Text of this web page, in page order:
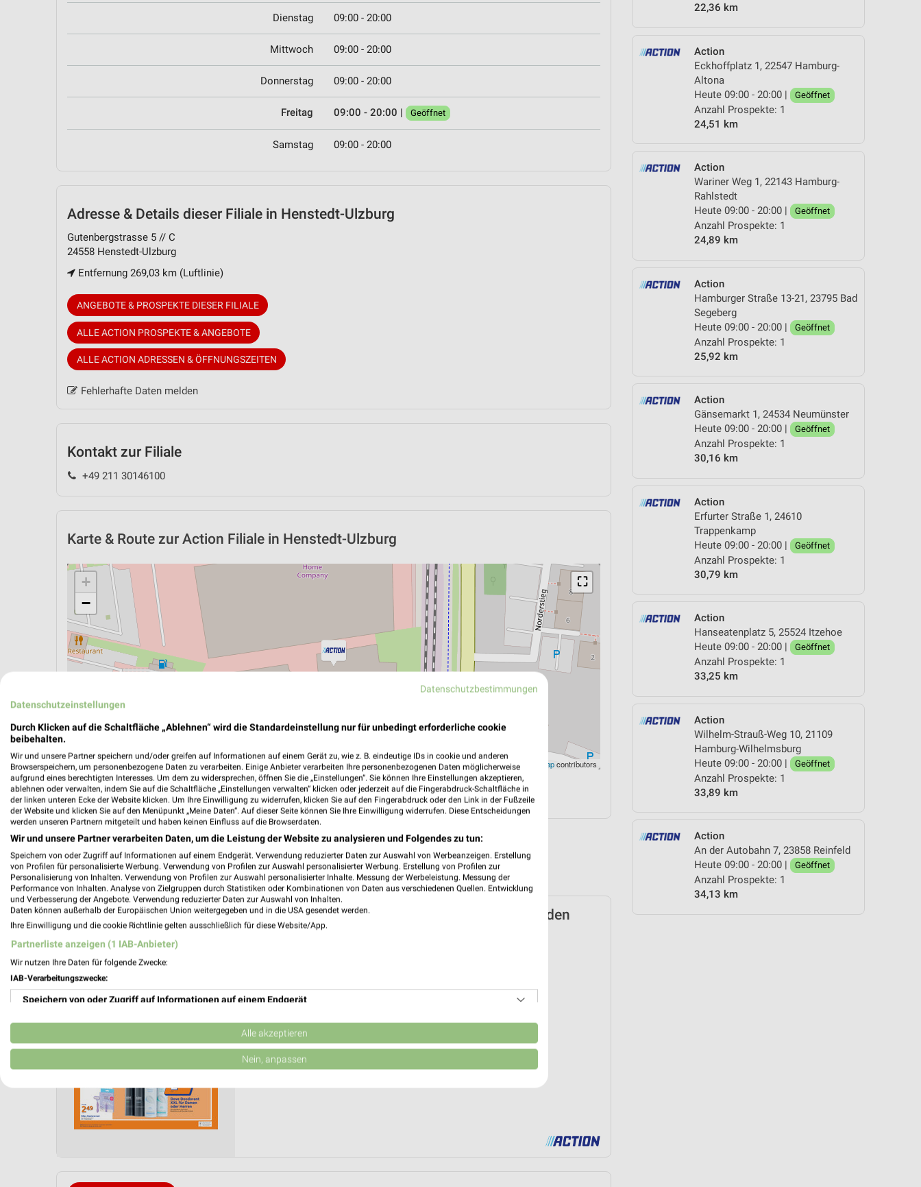
22,36 km
Action
Eckhoffplatz 1, 22547 Hamburg-
Altona
Heute 09:00 - 20:00 |
Geöffnet
Anzahl Prospekte: 1
24,51 km
Action
Wariner Weg 1, 22143 Hamburg-
Rahlstedt
Heute 09:00 - 20:00 |
Geöffnet
Anzahl Prospekte: 1
24,89 km
Action
Hamburger Straße 13-21, 23795 Bad
Segeberg
Heute 09:00 - 20:00 |
Geöffnet
Anzahl Prospekte: 1
25,92 km
Action
Gänsemarkt 1, 24534 Neumünster
Heute 09:00 - 20:00 |
Geöffnet
Anzahl Prospekte: 1
30,16 km
Action
Erfurter Straße 1, 24610
Trappenkamp
Heute 09:00 - 20:00 |
Geöffnet
Anzahl Prospekte: 1
30,79 km
Action
Hanseatenplatz 5, 25524 Itzehoe
Heute 09:00 - 20:00 |
Geöffnet
Anzahl Prospekte: 1
33,25 km
Action
Wilhelm-Strauß-Weg 10, 21109
Hamburg-Wilhelmsburg
Heute 09:00 - 20:00 |
Geöffnet
Anzahl Prospekte: 1
33,89 km
Action
An der Autobahn 7, 23858 Reinfeld
Heute 09:00 - 20:00 |
Geöffnet
Anzahl Prospekte: 1
34,13 km
Dienstag 09:00 - 20:00
Mittwoch 09:00 - 20:00
Donnerstag 09:00 - 20:00
Freitag 09:00 - 20:00 | Geöffnet
Samstag 09:00 - 20:00
Adresse & Details dieser Filiale in Henstedt-Ulzburg
Gutenbergstrasse 5 // C
24558 Henstedt-Ulzburg
Entfernung 269,03 km (Luftlinie)
ANGEBOTE & PROSPEKTE DIESER FILIALE
ALLE ACTION PROSPEKTE & ANGEBOTE
ALLE ACTION ADRESSEN & ÖFFNUNGSZEITEN
Fehlerhafte Daten melden
Kontakt zur Filiale
+49 211 30146100
Karte & Route zur Action Filiale in Henstedt-Ulzburg
⛶
+
−
Leaflet|©OpenStreetMapcontributors
ÖPNV ANZEIGEN LADESÄULEN ANZEIGEN NAVIGATION MIT GOOGLE/IOS MAPS
Aktuelle Angebote in dieser Filiale
Anzahl Prospekte: 1
Letztes Prospektupdate: vor 3 Tagen
❯
Action Prospekt für Henstedt-Ulzburg ab Mi. den
05.08.
Datenschutzbestimmungen
Datenschutzeinstellungen
Durch Klicken auf die Schaltfläche „Ablehnen“ wird die Standardeinstellung nur für unbedingt erforderliche cookie
beibehalten.
Wir und unsere Partner speichern und/oder greifen auf Informationen auf einem Gerät zu, wie z. B. eindeutige IDs in cookie und anderen
Browserspeichern, um personenbezogene Daten zu verarbeiten. Einige Anbieter verarbeiten Ihre personenbezogenen Daten möglicherweise
aufgrund eines berechtigten Interesses. Um dem zu widersprechen, öffnen Sie die „Einstellungen“. Sie können Ihre Einstellungen akzeptieren,
ablehnen oder verwalten, indem Sie auf die Schaltfläche „Einstellungen verwalten“ klicken oder jederzeit auf die Fingerabdruck-Schaltfläche in
der linken unteren Ecke der Website klicken. Um Ihre Einwilligung zu widerrufen, klicken Sie auf den Fingerabdruck oder den Link in der Fußzeile
der Website und klicken Sie auf den Menüpunkt „Meine Daten“. Auf dieser Seite können Sie Ihre Einwilligung widerrufen. Diese Entscheidungen
werden unseren Partnern mitgeteilt und haben keinen Einfluss auf die Browserdaten.
Wir und unsere Partner verarbeiten Daten, um die Leistung der Website zu analysieren und Folgendes zu tun:
Speichern von oder Zugriff auf Informationen auf einem Endgerät. Verwendung reduzierter Daten zur Auswahl von Werbeanzeigen. Erstellung
von Profilen für personalisierte Werbung. Verwendung von Profilen zur Auswahl personalisierter Werbung. Erstellung von Profilen zur
Personalisierung von Inhalten. Verwendung von Profilen zur Auswahl personalisierter Inhalte. Messung der Werbeleistung. Messung der
Performance von Inhalten. Analyse von Zielgruppen durch Statistiken oder Kombinationen von Daten aus verschiedenen Quellen. Entwicklung
und Verbesserung der Angebote. Verwendung reduzierter Daten zur Auswahl von Inhalten.
Daten können außerhalb der Europäischen Union weitergegeben und in die USA gesendet werden.
Ihre Einwilligung und die cookie Richtlinie gelten ausschließlich für diese Website/App.
Partnerliste anzeigen (1 IAB-Anbieter)
Wir nutzen Ihre Daten für folgende Zwecke:
IAB-Verarbeitungszwecke:
Speichern von oder Zugriff auf Informationen auf einem Endgerät
Verwendung reduzierter Daten zur Auswahl von Werbeanzeigen
Erstellung von Profilen für personalisierte Werbung
Erstellung von Profilen zur Personalisierung von Inhalten
Alle akzeptieren
Nein, anpassen